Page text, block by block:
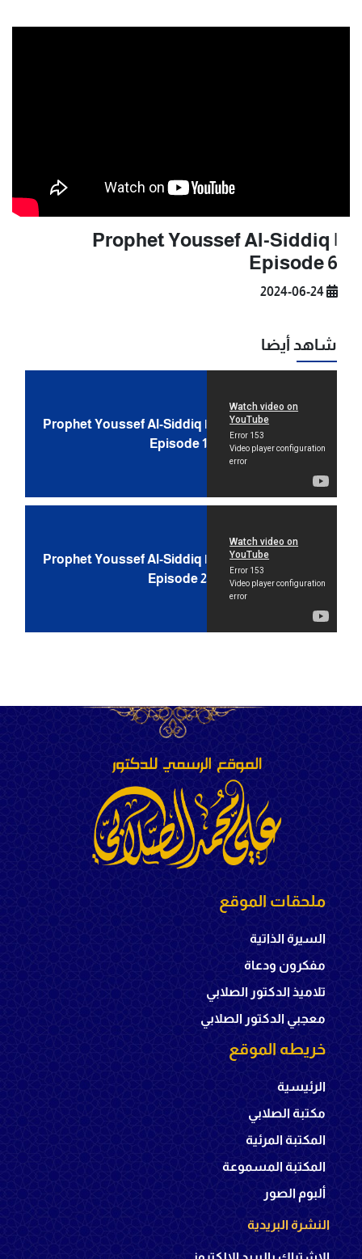
Prophet Youssef Al-Siddiq |
Episode 6
2024-06-24
شاهد أيضا
Prophet Youssef Al-Siddiq |
Episode 1
Prophet Youssef Al-Siddiq |
Episode 2
ملحقات الموقع
السيرة الذاتية
مفكرون ودعاة
تلاميذ الدكتور الصلابي
معجبي الدكتور الصلابي
خريطه الموقع
الرئيسية
مكتبة الصلابي
المكتبة المرئية
المكتبة المسموعة
ألبوم الصور
النشرة البريدية